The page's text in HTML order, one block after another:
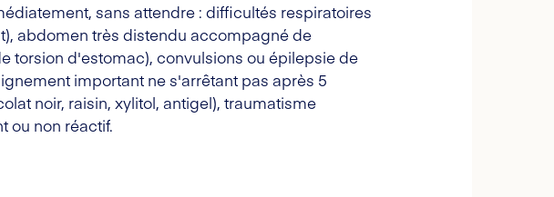
sans attendre : difficultés respiratoires
abdomen très distendu accompagné de
torsion d'estomac), convulsions ou épilepsie de
important ne s'arrêtant pas après 5
noir, raisin, xylitol, antigel), traumatisme
ou non réactif.